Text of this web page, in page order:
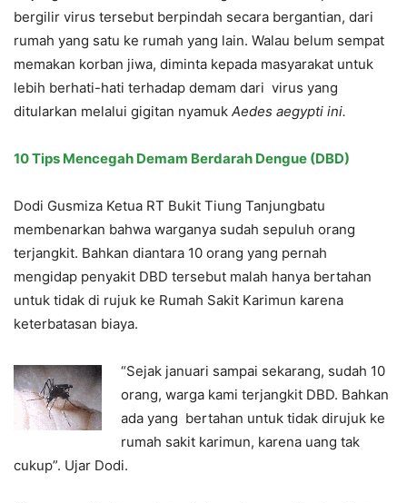
bergilir virus tersebut berpindah secara bergantian, dari
rumah yang satu ke rumah yang lain. Walau belum sempat
memakan korban jiwa, diminta kepada masyarakat untuk
lebih berhati-hati terhadap demam dari virus yang
ditularkan melalui gigitan nyamuk Aedes aegypti ini.
10 Tips Mencegah Demam Berdarah Dengue (DBD)
Dodi Gusmiza Ketua RT Bukit Tiung Tanjungbatu
membenarkan bahwa warganya sudah sepuluh orang
terjangkit. Bahkan diantara 10 orang yang pernah
mengidap penyakit DBD tersebut malah hanya bertahan
untuk tidak di rujuk ke Rumah Sakit Karimun karena
keterbatasan biaya.
“Sejak januari sampai sekarang, sudah 10
orang, warga kami terjangkit DBD. Bahkan
ada yang bertahan untuk tidak dirujuk ke
rumah sakit karimun, karena uang tak
cukup”. Ujar Dodi.